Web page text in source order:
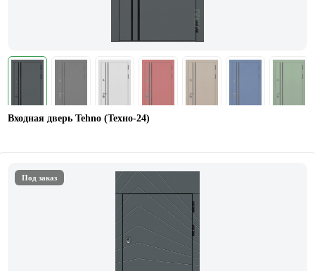
Входная дверь Tehno (Техно-24)
Под заказ